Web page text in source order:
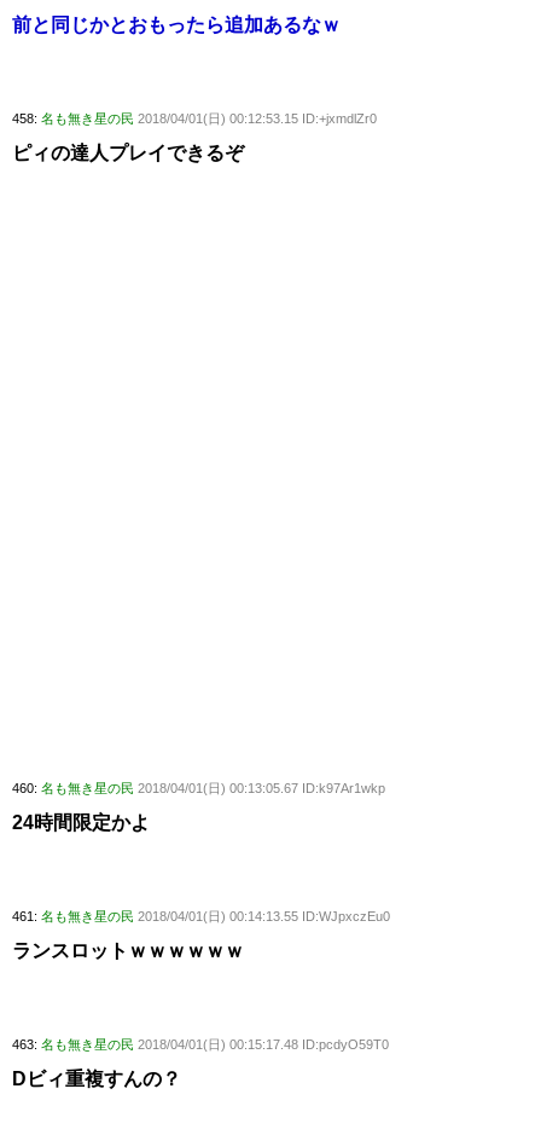
前と同じかとおもったら追加あるなｗ
458: 名も無き星の民 2018/04/01(日) 00:12:53.15 ID:+jxmdlZr0
ピィの達人プレイできるぞ
460: 名も無き星の民 2018/04/01(日) 00:13:05.67 ID:k97Ar1wkp
24時間限定かよ
461: 名も無き星の民 2018/04/01(日) 00:14:13.55 ID:WJpxczEu0
ランスロットｗｗｗｗｗｗ
463: 名も無き星の民 2018/04/01(日) 00:15:17.48 ID:pcdyO59T0
Dビィ重複すんの？